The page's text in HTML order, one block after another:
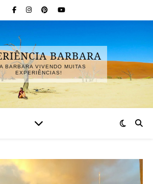
BARBARA
BARBARA VIVENDO MUITAS
EXPERIÊNCIAS!